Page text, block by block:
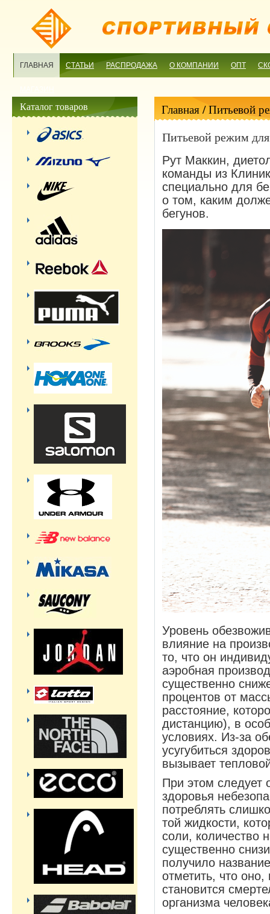
ГЛАВНАЯ СТАТЬИ РАСПРОДАЖА О КОМПАНИИ ОПТ
Главная/ Питьевой
Питьевой режим
Рут Маккин,
команды из
специально для
о том, каким
бегунов.
Уровень
влияние на
то, что он
аэробная
существенно
процентов от
расстояние,
дистанцию), в
условиях. Из-за
усугубиться
вызывает
При этом следует
здоровья
потреблять
той жидкости,
соли, количество
существенно
получило
отметить, что
становится
организма
Каталог товаров